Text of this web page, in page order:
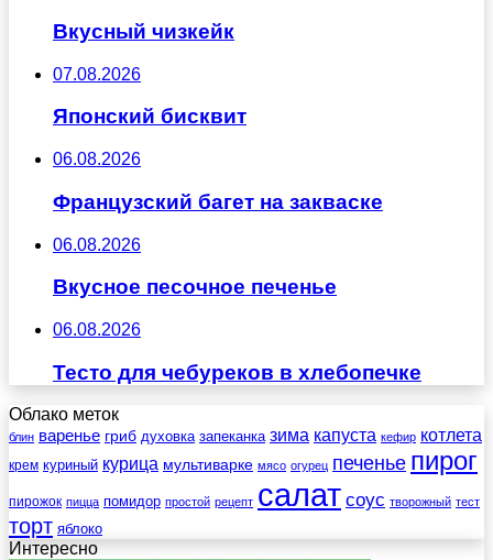
Вкусный чизкейк
07.08.2026
Японский бисквит
06.08.2026
Французский багет на закваске
06.08.2026
Вкусное песочное печенье
06.08.2026
Тесто для чебуреков в хлебопечке
Облако меток
блин варенье гриб духовка запеканка зима капуста кефир котлета
крем куриный курица мультиварке мясо огурец печенье пирог
пирожок пицца помидор простой рецепт салат соус творожный тест
торт яблоко
Интересно